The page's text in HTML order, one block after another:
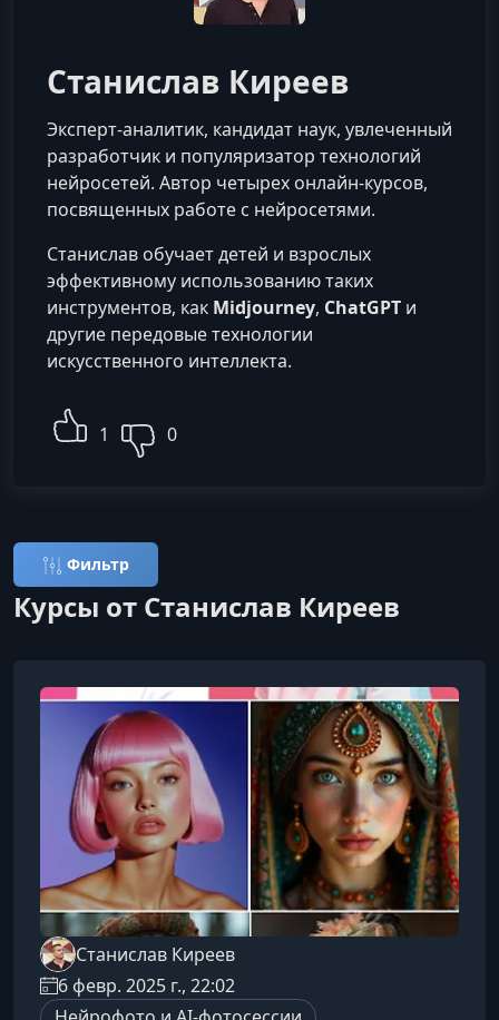
Станислав Киреев
Эксперт-аналитик, кандидат наук, увлеченный
разработчик и популяризатор технологий
нейросетей. Автор четырех онлайн-курсов,
посвященных работе с нейросетями.
Станислав обучает детей и взрослых
эффективному использованию таких
инструментов, как Midjourney, ChatGPT и
другие передовые технологии
искусственного интеллекта.
1 0
Фильтр
Курсы от Станислав Киреев
Станислав Киреев
6 февр. 2025 г., 22:02